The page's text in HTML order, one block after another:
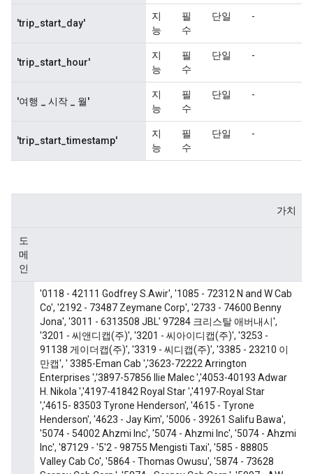
      }
  feature {
    key: "pickup_latitude"
      float_list {
        value: 41.836151123046875
    }
  }
      }
    }
  }
  feature {
    key: "tips"
    value {
      float_list {
        value: 0.0
      }
    }
  feature {
    key: "trip_miles"
    value {
      float_list {
        value: 12.600000381469727
      }